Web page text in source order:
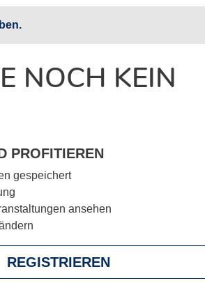
NOCH KEIN
PROFITIEREN
gespeichert
ansehen
REGISTRIEREN